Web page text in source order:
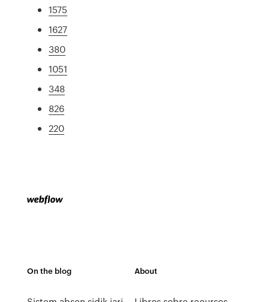
1575
1627
380
1051
348
826
220
On the blog About